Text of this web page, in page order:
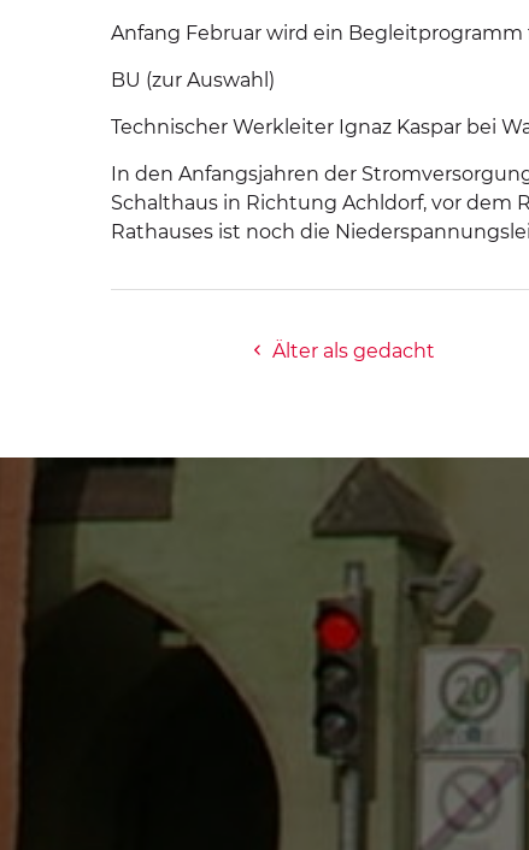
Anfang Februar wird ein Begleitprogramm
BU (zur Auswahl)
Technischer Werkleiter Ignaz Kaspar bei
In den Anfangsjahren der
Schalthaus in Richtung Achldorf, vor dem
Rathauses ist noch die
Älter als gedacht